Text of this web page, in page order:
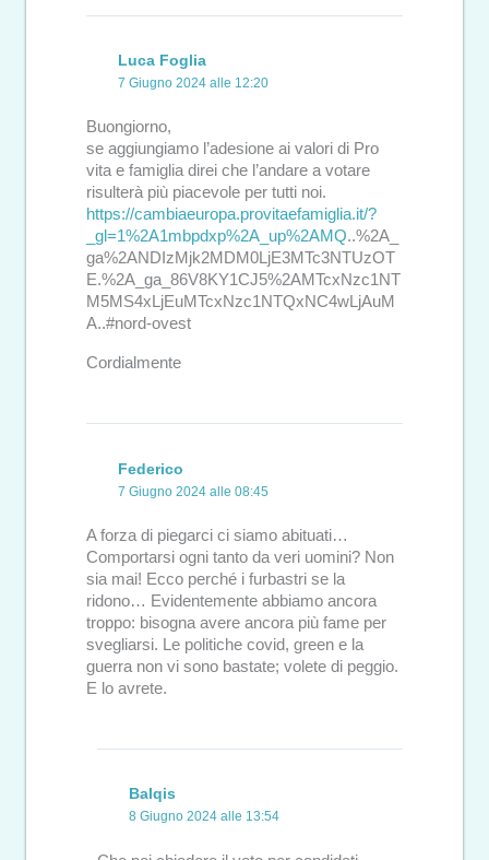
Luca Foglia
7 Giugno 2024 alle 12:20
Buongiorno,
se aggiungiamo l’adesione ai valori di Pro
vita e famiglia direi che l’andare a votare
risulterà più piacevole per tutti noi.
https://cambiaeuropa.provitaefamiglia.it/?
_gl=1%2A1mbpdxp%2A_up%2AMQ..%2A_
ga%2ANDIzMjk2MDM0LjE3MTc3NTUzOT
E.%2A_ga_86V8KY1CJ5%2AMTcxNzc1NT
M5MS4xLjEuMTcxNzc1NTQxNC4wLjAuM
A..#nord-ovest
Cordialmente
Federico
7 Giugno 2024 alle 08:45
A forza di piegarci ci siamo abituati…
Comportarsi ogni tanto da veri uomini? Non
sia mai! Ecco perché i furbastri se la
ridono… Evidentemente abbiamo ancora
troppo: bisogna avere ancora più fame per
svegliarsi. Le politiche covid, green e la
guerra non vi sono bastate; volete di peggio.
E lo avrete.
Balqis
8 Giugno 2024 alle 13:54